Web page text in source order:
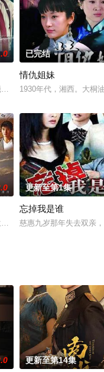
村，多次为叶水芸解围。
作品被搬上荧屏啦！这
蓄，老疤追债致使对方妻
已完结
情仇姐妹
1930年代，湘西。大桐
店的主厨。王宏涛事业不
了一个农村草 根青年及其
娜执导的温情励志大戏《
更新至第1集
忘掉我是谁
慈惠九岁那年失去双亲
更新至第14集